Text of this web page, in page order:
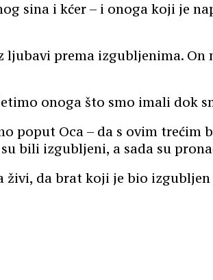
sina i kćer – i onoga koji je
ljubavi prema izgubljenima.
onoga što smo imali dok
poput Oca – da s ovim
bili izgubljeni, a sada su
da brat koji je bio